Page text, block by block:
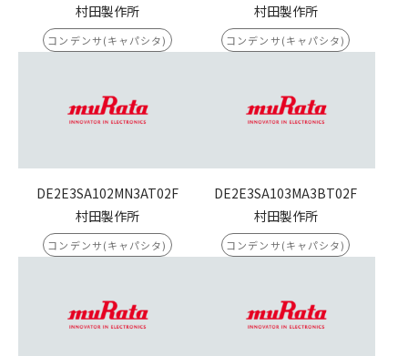
村田製作所
コンデンサ(キャパシタ)
村田製作所
コンデンサ(キャパシタ)
DE2E3SA102MN3AT02F
村田製作所
コンデンサ(キャパシタ)
DE2E3SA103MA3BT02F
村田製作所
コンデンサ(キャパシタ)